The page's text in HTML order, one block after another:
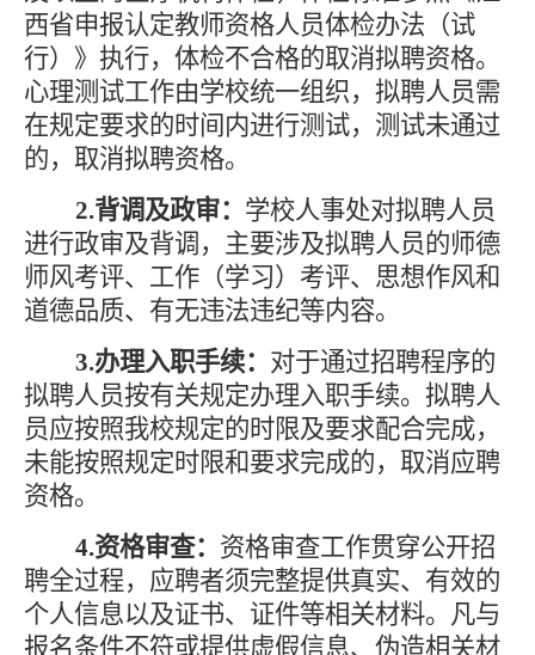
西省申报认定教师资格人员体检办法（试
行）》执行，体检不合格的取消拟聘资格。
心理测试工作由学校统一组织，拟聘人员需
在规定要求的时间内进行测试，测试未通过
的，取消拟聘资格。
2.背调及政审： 学校人事处对拟聘人员
进行政审及背调，主要涉及拟聘人员的师德
师风考评、工作（学习）考评、思想作风和
道德品质、有无违法违纪等内容。
3.办理入职手续： 对于通过招聘程序的
拟聘人员按有关规定办理入职手续。拟聘人
员应按照我校规定的时限及要求配合完成，
未能按照规定时限和要求完成的，取消应聘
资格。
4.资格审查： 资格审查工作贯穿公开招
聘全过程，应聘者须完整提供真实、有效的
个人信息以及证书、证件等相关材料。凡与
报名条件不符或提供虚假信息、伪造相关材